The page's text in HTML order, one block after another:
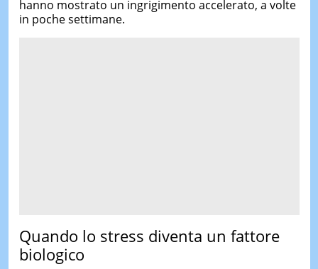
hanno mostrato un ingrigimento accelerato, a volte
in poche settimane.
Quando lo stress diventa un fattore
biologico